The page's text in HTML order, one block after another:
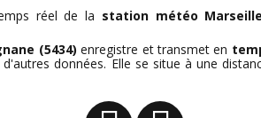
réel de la station météo
(5434)enregistre et transmet en
données. Elle se situe à une